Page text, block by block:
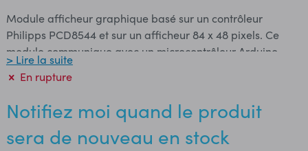
Module afficheur graphique basé sur un contrôleur
Philipps PCD8544 et sur un afficheur 84 x 48 pixels. Ce
module communique avec un microcontrôleur Arduino,
Raspberry Pi ou compatible via le bus SPI. Joy-It propose
un guide d'utilisation avec exemples de câblages et de
Alimentation: 2,7 à 3,3 Vcc Interface SPI sur broches mâles
au pas de 2,54 mm Résolution: 84 x 48 pixels
> Lire la suite
En rupture
Notifiez moi quand le produit
sera de nouveau en stock